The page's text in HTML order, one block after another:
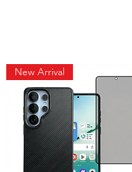
New Arrival